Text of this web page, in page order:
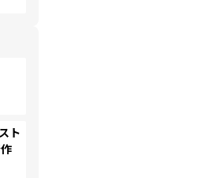
ト